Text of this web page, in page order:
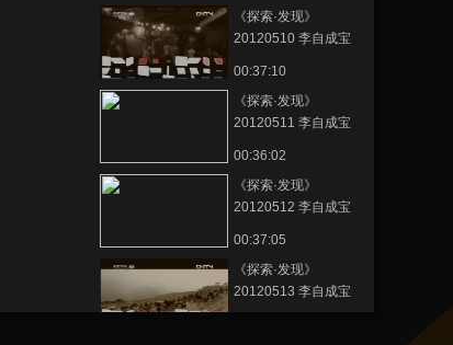
《探索·发现》
20120510 李自成宝
00:37:10
《探索·发现》
20120511 李自成宝
00:36:02
《探索·发现》
20120512 李自成宝
00:37:05
《探索·发现》
20120513 李自成宝